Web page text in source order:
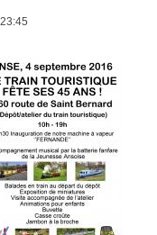
23:45